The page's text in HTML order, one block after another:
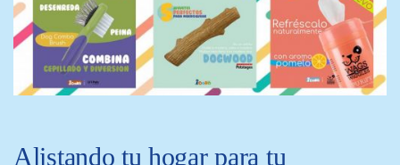
Alistando tu hogar para tu